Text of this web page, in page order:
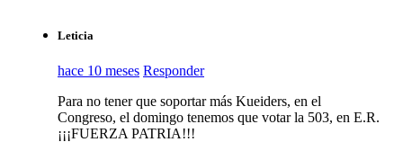
Leticia
hace 10 meses Responder
Para no tener que soportar más Kueiders, en el
Congreso, el domingo tenemos que votar la 503, en E.R.
¡¡¡FUERZA PATRIA!!!